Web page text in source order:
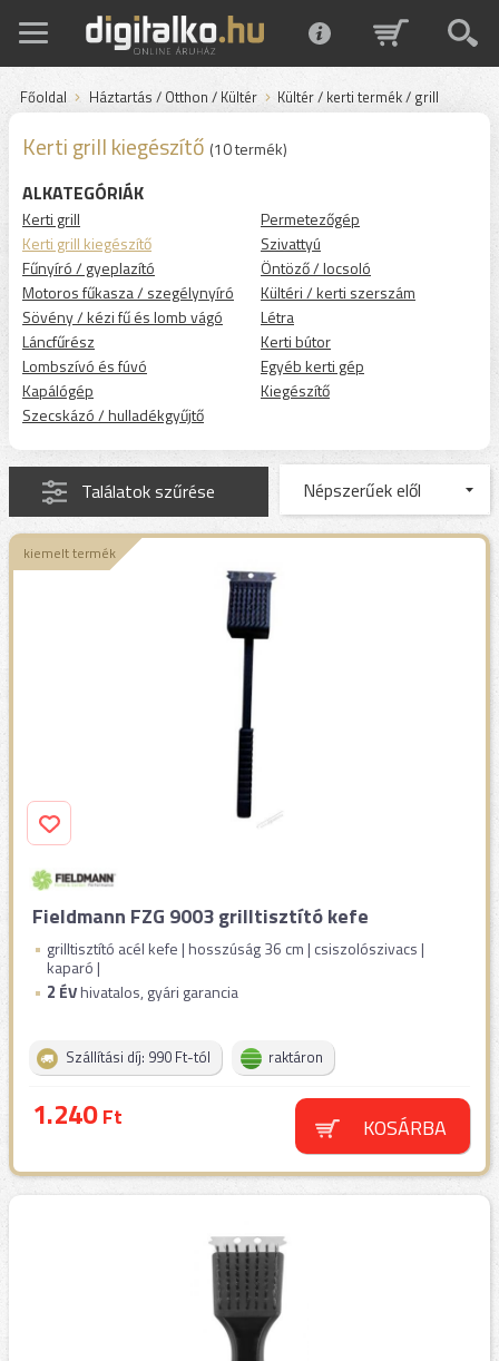
Főoldal Háztartás / Otthon / Kültér Kültér / kerti termék / grill
Kerti grill kiegészítő (10 termék)
ALKATEGÓRIÁK
Kerti grill
Kerti grill kiegészítő
Fűnyíró / gyeplazító
Motoros fűkasza / szegélynyíró
Sövény / kézi fű és lomb vágó
Láncfűrész
Lombszívó és fúvó
Kapálógép
Szecskázó / hulladékgyűjtő
Permetezőgép
Szivattyú
Öntöző / locsoló
Kültéri / kerti szerszám
Létra
Kerti bútor
Egyéb kerti gép
Kiegészítő
Találatok szűrése
kiemelt termék
Fieldmann FZG 9003 grilltisztító kefe
grilltisztító acél kefe | hosszúság 36 cm | csiszolószivacs |
kaparó |
2 ÉVhivatalos, gyári garancia
Szállítási díj: 990 Ft-tól raktáron
1.240Ft KOSÁRBA